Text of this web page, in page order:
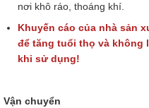
nơi khô ráo, thoáng khí.
Khuyến cáo của nhà sản
để tăng tuổi thọ và không
khi sử dụng!
Vận chuyển